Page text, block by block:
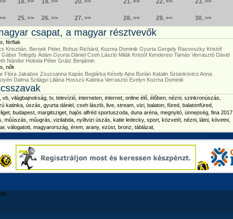
18. >> 19. >> 20. >> 21. >> 22. >> 23. >>
25. >> 26. >> 27. >> 28. >> 29. >> 30. >>
csapat, a magyar résztvevők
férfiak
Krisztián, Bernek Péter, Bohus Richárd, Kozma Dominik Gyurta Gergely Rasovszky Kristóf
Gábor Telegdy Ádám Gyurta Dániel Cseh László Milák Kristóf Kenderesi Tamás Verrasztó Dávid
Nándor Holoda Péter Grátz Benjámin
nők
Flóra Jakabos Zsuzsanna Kapás Boglárka Késely Ajna Burián Katalin Sztankovics Anna
Dalma Szilágyi Liliána Hosszú Katinka Verrasztó Evelyn Kozma Dominik
vb, világbajnokság, tv, televízió, interneten, internet, online élő, élőben, nézni, szinkronúszás,
katinka, úszás, gyurta dániel, cseh lászló, live, stream, vizi, balaton, füred, balatonfüred,
budapest, margitsziget, hajós alfréd sportuszoda, duna aréna, megnyitó, ünnepség, fina 2017,
műúszás, műugrás, vizilabda, nyíltvizi úszás, katie ledecky, sport, közvetít, nézni, látni, követni,
válogatott, magyarország, érem, arany, ezüst, bronz, táblázat,